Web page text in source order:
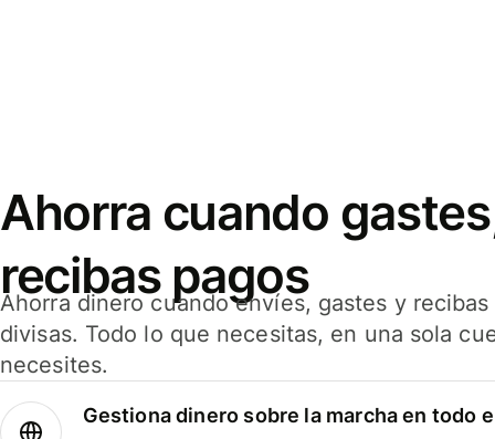
Ahorra cuando
recibas pagos
Ahorra dinero cuando envíes, gastes y
divisas. Todo lo que necesitas, en una sola
necesites.
Gestiona dinero sobre la marcha en todo